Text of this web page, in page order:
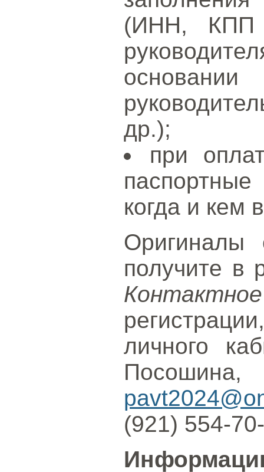
(ИНН, КПП
др.);
при
когда и кем
Оригиналы
получите в
личного
(921) 554-